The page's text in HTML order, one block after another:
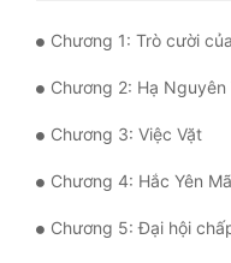
Phản Phái
Quan Trường
Quân Sự
Sảng Văn
Chương 1: Trò cười
Chương 2: Hạ
Chương 3: Việc Vặt
Chương 4: Hắc Yên
Chương 5: Đại hội